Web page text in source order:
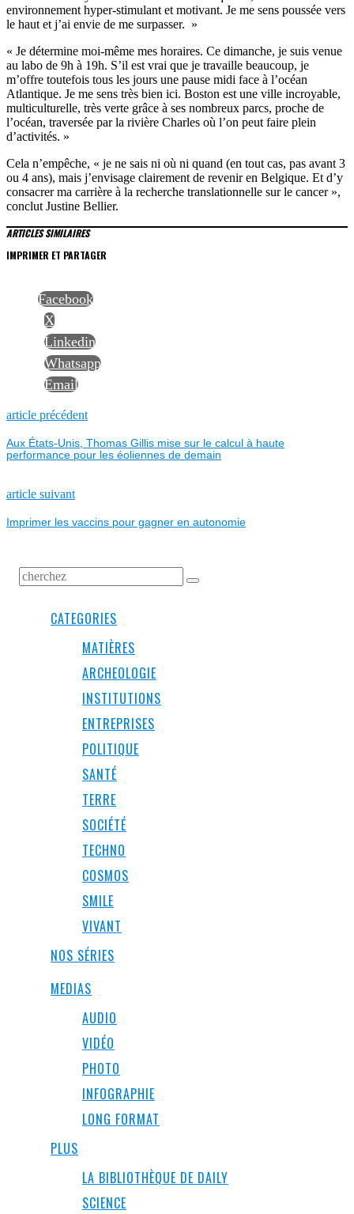
environnement hyper-stimulant et motivant. Je me sens poussée vers
le haut et j’ai envie de me surpasser. »
« Je détermine moi-même mes horaires. Ce dimanche, je suis venue
au labo de 9h à 19h. S’il est vrai que je travaille beaucoup, je
m’offre toutefois tous les jours une pause midi face à l’océan
Atlantique. Je me sens très bien ici. Boston est une ville incroyable,
multiculturelle, très verte grâce à ses nombreux parcs, proche de
l’océan, traversée par la rivière Charles où l’on peut faire plein
d’activités. »
Cela n’empêche, « je ne sais ni où ni quand (en tout cas, pas avant 3
ou 4 ans), mais j’envisage clairement de revenir en Belgique. Et d’y
consacrer ma carrière à la recherche translationnelle sur le cancer »,
conclut Justine Bellier.
ARTICLES SIMILAIRES
IMPRIMER ET PARTAGER
Facebook
X
Linkedin
Whatsapp
Email
NAVIGATION
DE
L’ARTICLE
article précédentPrevious
Aux États-Unis, Thomas Gillis mise sur le calcul à haute
performance pour les éoliennes de demain
article suivantNext
Imprimer les vaccins pour gagner en autonomie
CATEGORIES
MATIÈRES
ARCHEOLOGIE
INSTITUTIONS
ENTREPRISES
POLITIQUE
SANTÉ
TERRE
SOCIÉTÉ
TECHNO
COSMOS
SMILE
VIVANT
NOS SÉRIES
MEDIAS
AUDIO
VIDÉO
PHOTO
INFOGRAPHIE
LONG FORMAT
PLUS
LA BIBLIOTHÈQUE DE DAILY
SCIENCE